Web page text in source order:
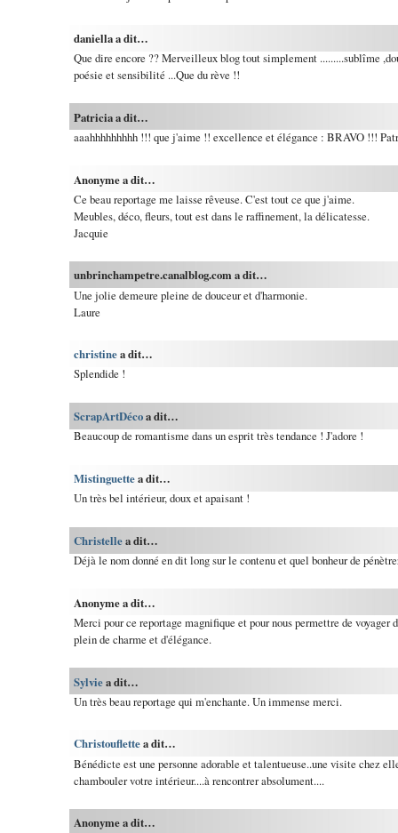
daniella a dit…
Que dire encore ?? Merveilleux blog tout simplement .........sublîme
poésie et sensibilité ...Que du rève !!
Patricia a dit…
aaahhhhhhhhh !!! que j'aime !! excellence et élégance : BRAVO !!!
Anonyme a dit…
Ce beau reportage me laisse rêveuse. C'est tout ce que j'aime.
Meubles, déco, fleurs, tout est dans le raffinement, la délicatesse.
Jacquie
unbrinchampetre.canalblog.com a dit…
Une jolie demeure pleine de douceur et d'harmonie.
Laure
christinea dit…
Splendide !
ScrapArtDécoa dit…
Beaucoup de romantisme dans un esprit très tendance ! J'adore !
Mistinguettea dit…
Un très bel intérieur, doux et apaisant !
Christellea dit…
Déjà le nom donné en dit long sur le contenu et quel bonheur de
Anonyme a dit…
Merci pour ce reportage magnifique et pour nous permettre de voyager
plein de charme et d'élégance.
Sylviea dit…
Un très beau reportage qui m'enchante. Un immense merci.
Christouflettea dit…
Bénédicte est une personne adorable et talentueuse..une visite chez
chambouler votre intérieur....à rencontrer absolument....
Anonyme a dit…